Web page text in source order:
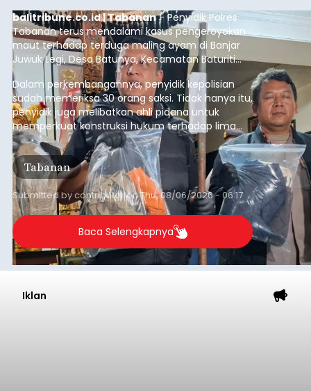
balitribune.co.id | Tabanan- Penyidik Polres
Tabanan terus mendalami kasus pengeroyokan
maut terhadap terduga maling ayam di Banjar
Juwuk Legi, Desa Batunya, Kecamatan Baturiti
yang terjadi beberapa waktu lalu.
Dalam perkembangannya, penyidik kepolisian
sudah memeriksa 30 orang saksi. Tidak hanya itu,
penyidik juga melibatkan ahli pidana untuk
memperkuat konstruksi hukum terhadap lima
orang tersangka yang saat ini ditahan.
Tabanan
Submitted bycontributoronThu, 08/06/2026 - 06:17
Baca Selengkapnya
Iklan